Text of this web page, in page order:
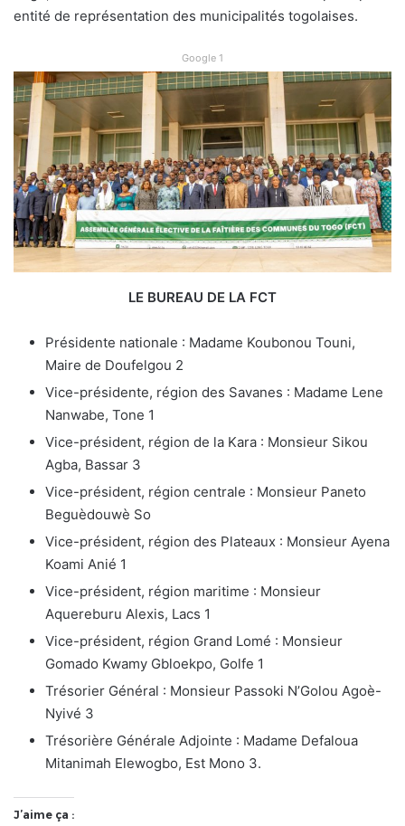
entité de représentation des municipalités togolaises.
Google 1
LE BUREAU DE LA FCT
Présidente nationale : Madame Koubonou Touni,
Maire de Doufelgou 2
Vice-présidente, région des Savanes : Madame Lene
Nanwabe, Tone 1
Vice-président, région de la Kara : Monsieur Sikou
Agba, Bassar 3
Vice-président, région centrale : Monsieur Paneto
Beguèdouwè So
Vice-président, région des Plateaux : Monsieur Ayena
Koami Anié 1
Vice-président, région maritime : Monsieur
Aquereburu Alexis, Lacs 1
Vice-président, région Grand Lomé : Monsieur
Gomado Kwamy Gbloekpo, Golfe 1
Trésorier Général : Monsieur Passoki N’Golou Agoè-
Nyivé 3
Trésorière Générale Adjointe : Madame Defaloua
Mitanimah Elewogbo, Est Mono 3.
J’aime ça :